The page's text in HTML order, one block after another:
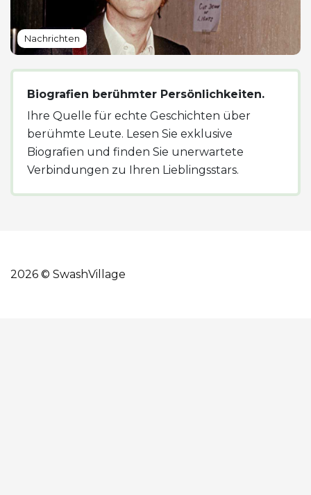
Nachrichten
Biografien berühmter Persönlichkeiten.
Ihre Quelle für echte Geschichten über
berühmte Leute. Lesen Sie exklusive
Biografien und finden Sie unerwartete
Verbindungen zu Ihren Lieblingsstars.
2026 © SwashVillage